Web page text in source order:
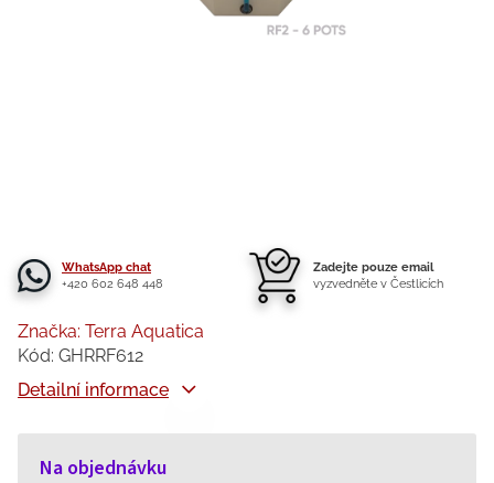
WhatsApp chat
+420 602 648 448
Zadejte pouze email
vyzvedněte v Čestlicích
Na objednávku
Detailní informace
Značka: Terra Aquatica
Kód: GHRRF612